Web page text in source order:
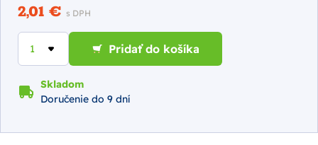
2,01 € s DPH
Pridať do košíka
Skladom
Doručenie do 9 dní